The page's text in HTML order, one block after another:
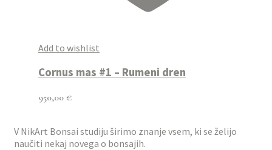
Add to wishlist
Cornus mas #1 – Rumeni dren
950,00 €
V NikArt Bonsai studiju širimo znanje vsem, ki se želijo
naučiti nekaj novega o bonsajih.